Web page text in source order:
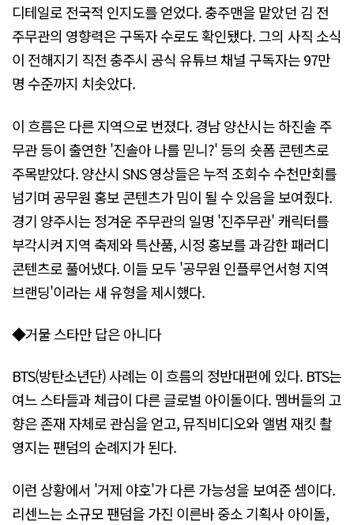
디테일로 전국적 인지도를 얻었다. 충주맨을 맡았던 김 전
주무관의 영향력은 구독자 수로도 확인됐다. 그의 사직 소식
이 전해지기 직전 충주시 공식 유튜브 채널 구독자는 97만
명 수준까지 치솟았다.
이 흐름은 다른 지역으로 번졌다. 경남 양산시는 하진솔 주
무관 등이 출연한 '진솔아 나를 믿니?' 등의 숏폼 콘텐츠로
주목받았다. 양산시 SNS 영상들은 누적 조회수 수천만회를
넘기며 공무원 홍보 콘텐츠가 밈이 될 수 있음을 보여줬다.
경기 양주시는 정겨운 주무관의 일명 '진주무관' 캐릭터를
부각시켜 지역 축제와 특산품, 시정 홍보를 과감한 패러디
콘텐츠로 풀어냈다. 이들 모두 '공무원 인플루언서형 지역
브랜딩'이라는 새 유형을 제시했다.
◆거물 스타만 답은 아니다
BTS(방탄소년단) 사례는 이 흐름의 정반대편에 있다. BTS는
여느 스타들과 체급이 다른 글로벌 아이돌이다. 멤버들의 고
향은 존재 자체로 관심을 얻고, 뮤직비디오와 앨범 재킷 촬
영지는 팬덤의 순례지가 된다.
이런 상황에서 '거제 야호'가 다른 가능성을 보여준 셈이다.
리센느는 소규모 팬덤을 가진 이른바 중소 기획사 아이돌,